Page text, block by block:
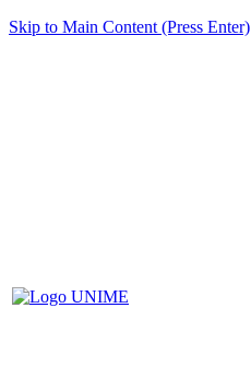
Skip to Main Content (Press Enter)